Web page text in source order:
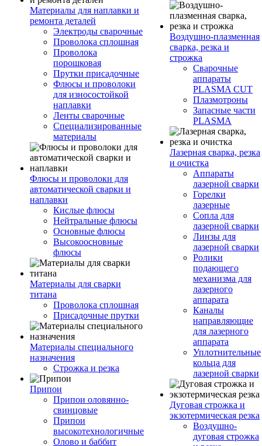
Материалы для наплавки и
ремонта деталей
Электроды сварочные
Проволока сплошная
Проволока
порошковая
Прутки присадочные
Флюсы и проволоки
для износостойкой
наплавки
Ленты сварочные
Специализированные
материалы
Флюсы и проволоки для
автоматической сварки и
наплавки
Кислые флюсы
Нейтральные флюсы
Основные флюсы
Высокоосновные
флюсы
Материалы для сварки
титана
Проволока сплошная
Присадочные прутки
Материалы специального
назначения
Строжка и резка
Припои
Припои оловянно-
свинцовые
Припои
высокотехнологичные
Олово и баббит
Воздушно-плазменная
сварка, резка и
строжка
Сварочные
аппараты
PLASMA CUT
Плазмотроны
Запасные части
PLASMA
Лазерная сварка, резка
и очистка
Аппараты
лазерной сварки
Горелки
лазерные
Сопла для
лазерной сварки
Линзы для
лазерной сварки
Ролики
подающего
механизма для
лазерного
аппарата
Каналы
направляющие
для лазерного
аппарата
Уплотнительные
кольца для
лазерной сварки
Дуговая строжка и
экзотермическая резка
Воздушно-
дуговая строжка